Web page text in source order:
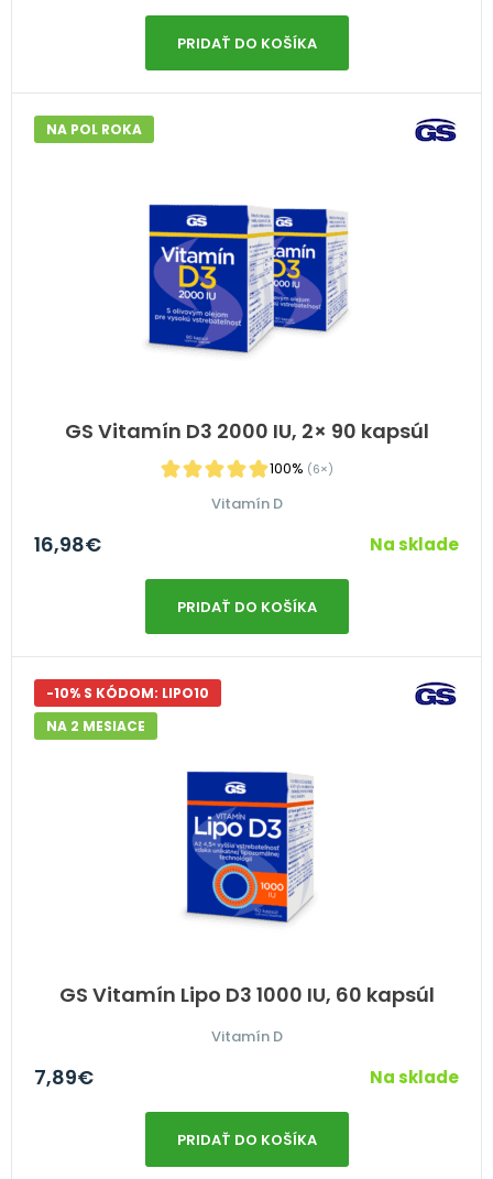
PRIDAŤ DO KOŠÍKA
GS Vitamín D3 2000 IU, 2× 90 kapsúl
100% (6×)
NA POL ROKA
Vitamín D
16,98€ Na sklade
PRIDAŤ DO KOŠÍKA
GS Vitamín Lipo D3 1000 IU, 60 kapsúl
-10% S KÓDOM: LIPO10
NA 2 MESIACE
Vitamín D
7,89€ Na sklade
PRIDAŤ DO KOŠÍKA